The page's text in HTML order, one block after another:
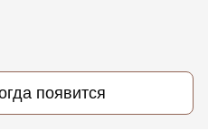
появится